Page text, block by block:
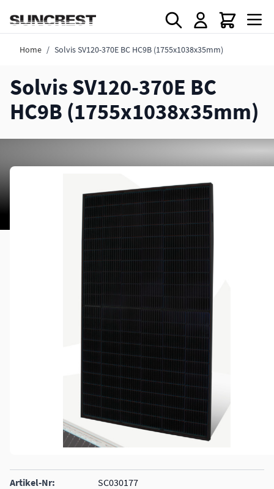
Home / Solvis SV120-370E BC HC9B (1755x1038x35mm)
Solvis SV120-370E BC
HC9B (1755x1038x35mm)
Artikel-Nr: SC030177